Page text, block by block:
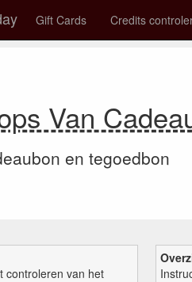
Gift Cards Credits
Van
en tegoedbon
controleren van het